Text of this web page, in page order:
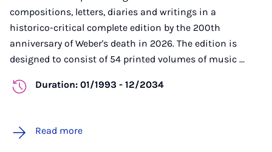
compositions, letters, diaries and writings in a
historico-critical complete edition by the 200th
anniversary of Weber's death in 2026. The edition is
designed to consist of 54 printed volumes of music ...
Duration: 01/1993 - 12/2034
Read more